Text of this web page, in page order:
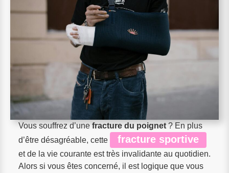
Vous souffrez d’une fracture du poignet ? En plus
d’être désagréable, cette
fracture sportive
et de la vie courante est très invalidante au quotidien.
Alors si vous êtes concerné, il est logique que vous